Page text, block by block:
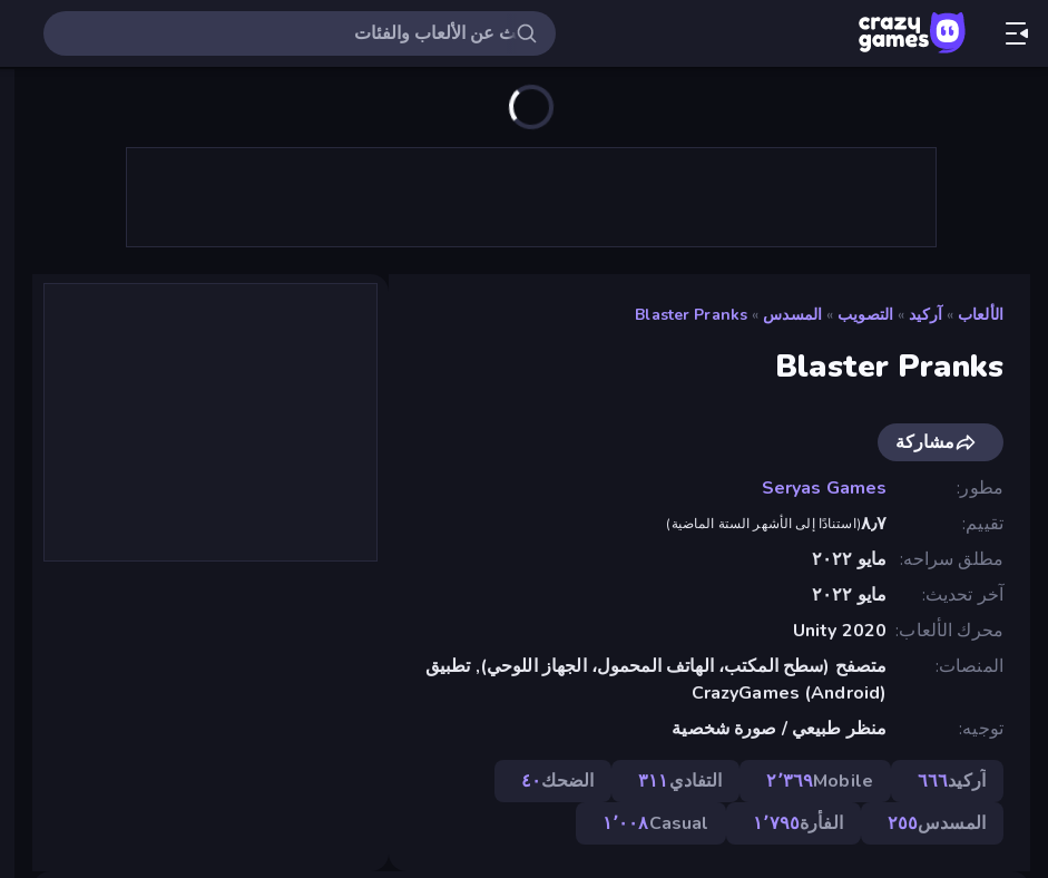
الألعاب » آركيد » التصويب » المسدس »
Blaster Pranks
Blaster Pranks
مشاركة
مطور
Seryas Games
تقييم
٨٫٧(استنادًا إلى الأشهر الستة الماضية)
مطلق سراحه
مايو ٢٠٢٢
آخر تحديث
مايو ٢٠٢٢
محرك الألعاب Unity 2020
المنصات
متصفح (سطح المكتب، الهاتف المحمول، الجهاز اللوحي), تطبيق
CrazyGames (Android)
توجيه
منظر طبيعي / صورة شخصية
آركيد٦٦٦ Mobile٢٬٣٦٩ التفادي٣١١ الضحك٤٠
المسدس٢٥٥ الفأرة١٬٧٩٥ Casual١٬٠٠٨